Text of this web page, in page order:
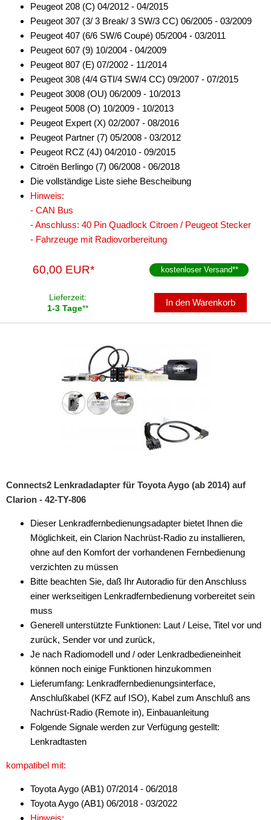
Peugeot 208 (C) 04/2012 - 04/2015
Peugeot 307 (3/ 3 Break/ 3 SW/3 CC) 06/2005 - 03/2009
Peugeot 407 (6/6 SW/6 Coupé) 05/2004 - 03/2011
Peugeot 607 (9) 10/2004 - 04/2009
Peugeot 807 (E) 07/2002 - 11/2014
Peugeot 308 (4/4 GTI/4 SW/4 CC) 09/2007 - 07/2015
Peugeot 3008 (OU) 06/2009 - 10/2013
Peugeot 5008 (O) 10/2009 - 10/2013
Peugeot Expert (X) 02/2007 - 08/2016
Peugeot Partner (7) 05/2008 - 03/2012
Peugeot RCZ (4J) 04/2010 - 09/2015
Citroën Berlingo (7) 06/2008 - 06/2018
Die vollständige Liste siehe Bescheibung
Hinweis:
- CAN Bus
- Anschluss: 40 Pin Quadlock Citroen / Peugeot Stecker
- Fahrzeuge mit Radiovorbereitung
60,00 EUR* kostenloser Versand**
Lieferzeit:
1-3 Tage**
In den Warenkorb
Connects2 Lenkradadapter für Toyota Aygo (ab 2014) auf
Clarion - 42-TY-806
Dieser Lenkradfernbedienungsadapter bietet Ihnen die
Möglichkeit, ein Clarion Nachrüst-Radio zu installieren,
ohne auf den Komfort der vorhandenen Fernbedienung
verzichten zu müssen
Bitte beachten Sie, daß Ihr Autoradio für den Anschluss
einer werkseitigen Lenkradfernbedienung vorbereitet sein
muss
Generell unterstützte Funktionen: Laut / Leise, Titel vor und
zurück, Sender vor und zurück,
Je nach Radiomodell und / oder Lenkradbedieneinheit
können noch einige Funktionen hinzukommen
Lieferumfang: Lenkradfernbedienungsinterface,
Anschlußkabel (KFZ auf ISO), Kabel zum Anschluß ans
Nachrüst-Radio (Remote in), Einbauanleitung
Folgende Signale werden zur Verfügung gestellt:
Lenkradtasten
kompatibel mit:
Toyota Aygo (AB1) 07/2014 - 06/2018
Toyota Aygo (AB1) 06/2018 - 03/2022
Hinweis: